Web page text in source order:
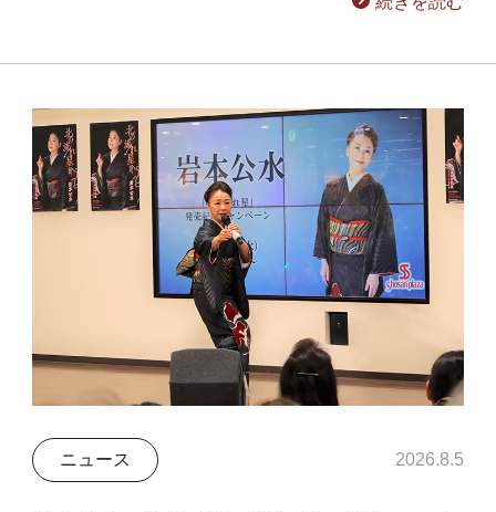
ニュース 2026.8.5